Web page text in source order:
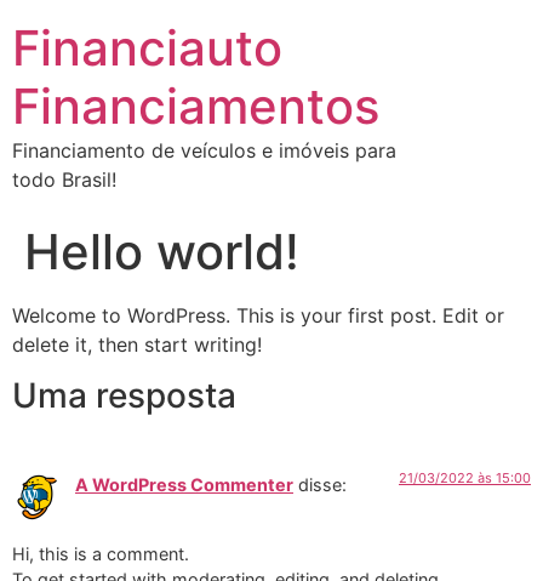
Financiauto
Financiamentos
Financiamento de veículos e imóveis para
todo Brasil!
Hello world!
Welcome to WordPress. This is your first post. Edit or
delete it, then start writing!
Uma resposta
A WordPress Commenter disse: 21/03/2022 às 15:00
Hi, this is a comment.